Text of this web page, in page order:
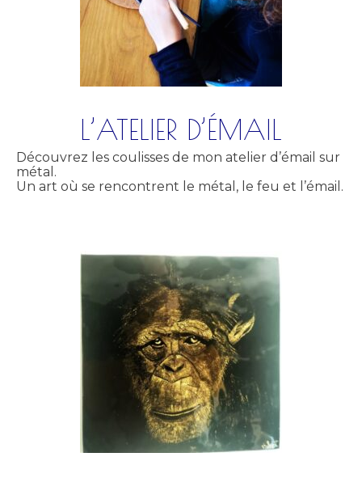
L’ATELIER D’ÉMAIL
Découvrez les coulisses de mon atelier d’émail sur
métal.
Un art où se rencontrent le métal, le feu et l’émail.